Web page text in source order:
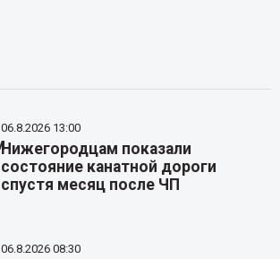
06.8.2026 13:00
Нижегородцам показали
состояние канатной дороги
спустя месяц после ЧП
06.8.2026 08:30